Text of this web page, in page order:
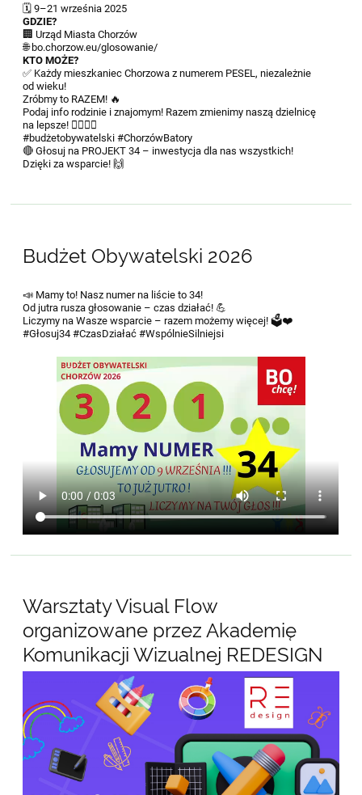
🗓 9–21 września 2025
GDZIE?
🏢 Urząd Miasta Chorzów
🌐 bo.chorzow.eu/glosowanie/
KTO MOŻE?
✅ Każdy mieszkaniec Chorzowa z numerem PESEL, niezależnie
od wieku!
Zróbmy to RAZEM! 🔥
Podaj info rodzinie i znajomym! Razem zmienimy naszą dzielnicę
na lepsze! 🏃‍♂🤸‍♀
#budżetobywatelski #ChorzówBatory
🔴 Głosuj na PROJEKT 34 – inwestycja dla nas wszystkich!
Dzięki za wsparcie! 🙌
Budżet Obywatelski 2026
📣 Mamy to! Nasz numer na liście to 34!
Od jutra rusza głosowanie – czas działać! 💪
Liczymy na Wasze wsparcie – razem możemy więcej! 🗳❤
#Głosuj34 #CzasDziałać #WspólnieSilniejsi
Warsztaty Visual Flow
organizowane przez Akademię
Komunikacji Wizualnej REDESIGN